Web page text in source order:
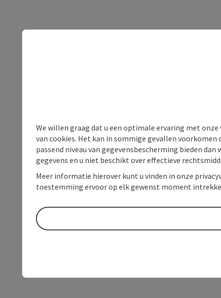
We willen graag dat u een optimale ervaring met
van cookies. Het kan in sommige gevallen voorkomen
passend niveau van gegevensbescherming bieden
gegevens en u niet beschikt over effectieve
Meer informatie hierover kunt u vinden in onze
toestemming ervoor op elk gewenst moment